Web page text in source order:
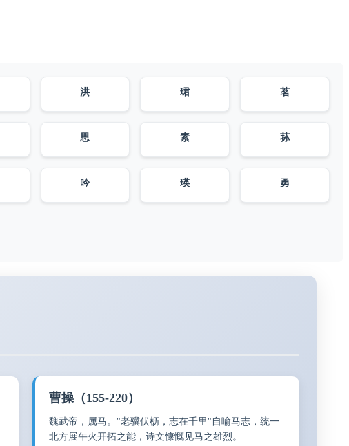
洪 珺 茗
思 素 荪
吟 瑛 勇
曹操（155-220）
魏武帝，属马。"老骥伏枥，志在千里"自喻马志，统一
北方展午火开拓之能，诗文慷慨见马之雄烈。